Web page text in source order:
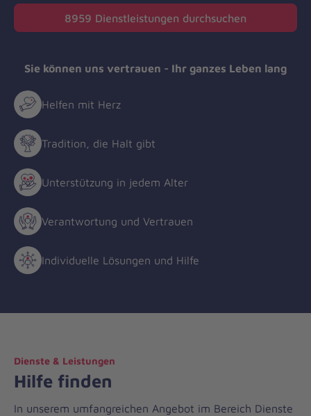
r
h
a
n
n
i
t
e
Kilometern
8959 Dienstleistungen durchsuchen
Sie können uns vertrauen - Ihr ganzes Leben lang
Helfen mit Herz
Tradition, die Halt gibt
Unterstützung in jedem Alter
Verantwortung und Vertrauen
Individuelle Lösungen und Hilfe
Hilfe finden
Dienste & Leistungen
In unserem umfangreichen Angebot im Bereich Dienste